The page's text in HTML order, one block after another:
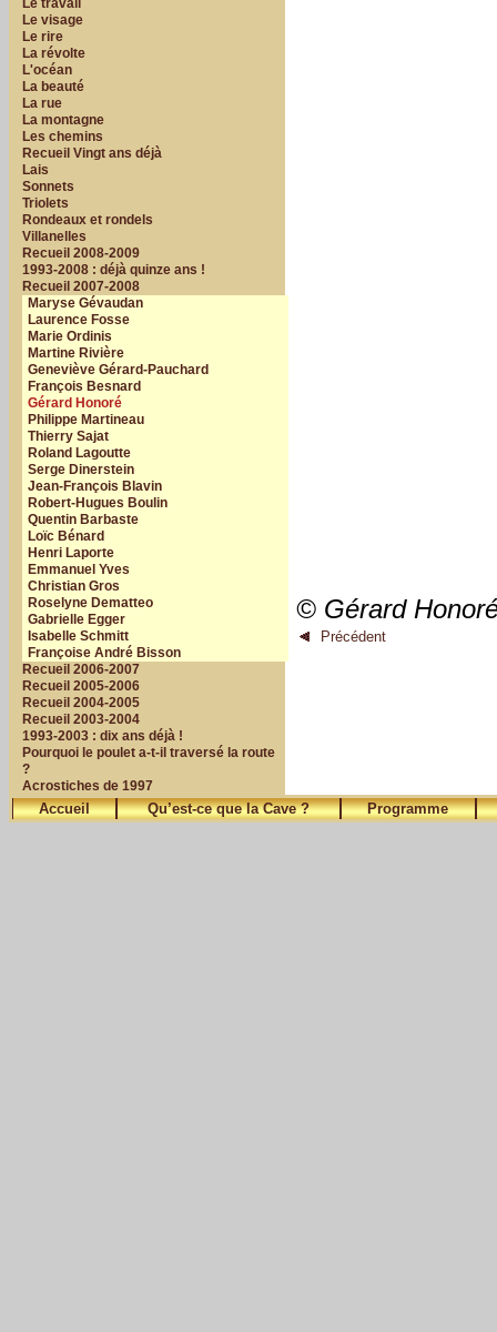
Le travail
Le visage
Le rire
La révolte
L'océan
La beauté
La rue
La montagne
Les chemins
Recueil Vingt ans déjà
Lais
Sonnets
Triolets
Rondeaux et rondels
Villanelles
Recueil 2008-2009
1993-2008 : déjà quinze ans !
Recueil 2007-2008
Maryse Gévaudan
Laurence Fosse
Marie Ordinis
Martine Rivière
Geneviève Gérard-Pauchard
François Besnard
Gérard Honoré
Philippe Martineau
Thierry Sajat
Roland Lagoutte
Serge Dinerstein
Jean-François Blavin
Robert-Hugues Boulin
Quentin Barbaste
Loïc Bénard
Henri Laporte
Emmanuel Yves
Christian Gros
Roselyne Dematteo
Gabrielle Egger
Isabelle Schmitt
Françoise André Bisson
Recueil 2006-2007
Recueil 2005-2006
Recueil 2004-2005
Recueil 2003-2004
1993-2003 : dix ans déjà !
Pourquoi le poulet a-t-il traversé la route
?
Acrostiches de 1997
© Gérard
Précédent
Accueil Qu’est-ce que la Cave ? Programme